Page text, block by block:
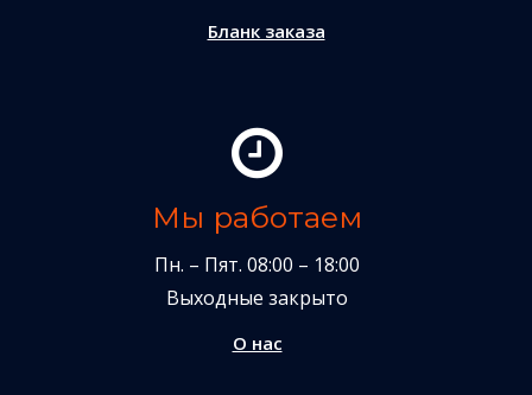
Бланк заказа
Мы работаем
Пн. – Пят. 08:00 – 18:00
Выходные закрыто
О нас